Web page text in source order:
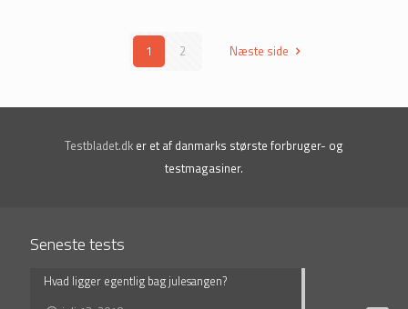
1 2 Næste side
Testbladet.dk er et af danmarks største forbruger- og
testmagasiner.
Seneste tests
Hvad ligger egentlig bag julesangen?